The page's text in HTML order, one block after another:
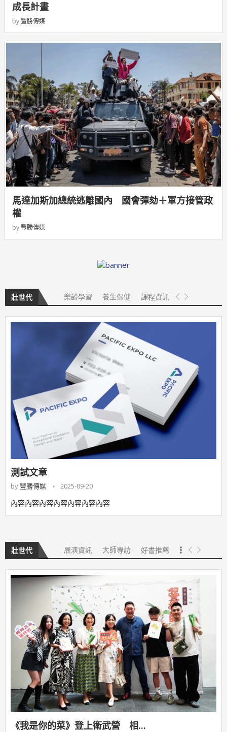
成長計畫
by 豐勝傳媒
馬達加斯加總統逃離國內 國會彈劾＋軍方接管政
權
by 豐勝傳媒
壯世代 樂齡學習 養生保健 課程資訊
測試文章
by 豐勝傳媒 2025-09-20
內容內容內容內容內容內容內容
壯世代 展演資訊 大師專訪 好書推薦
《我是你的菜》登上衛武營 相...